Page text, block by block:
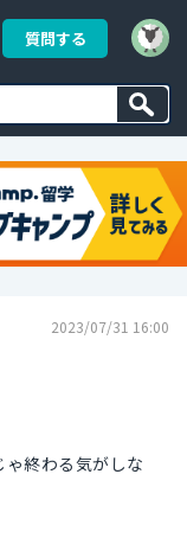
質問する
2023/07/31 16:00
終わる気がしな